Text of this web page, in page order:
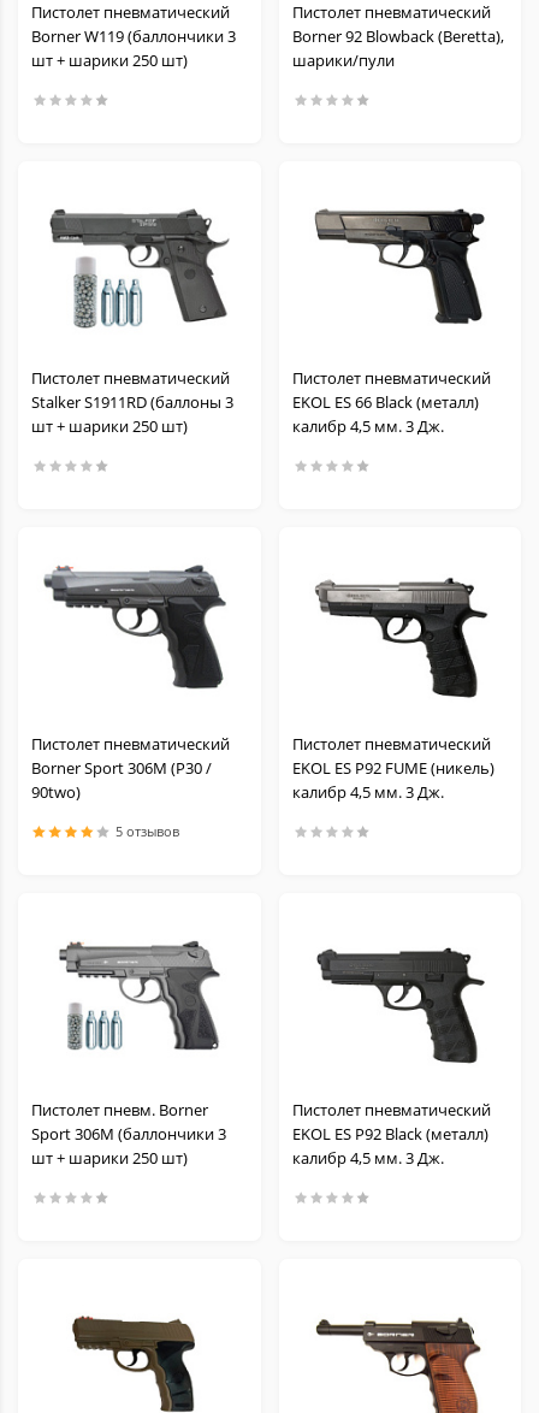
Пистолет пневматический
Borner W119 (баллончики 3
шт + шарики 250 шт)
Пистолет пневматический
Borner 92 Blowback (Beretta),
шарики/пули
Пистолет пневматический
Stalker S1911RD (баллоны 3
шт + шарики 250 шт)
Пистолет пневматический
EKOL ES 66 Black (металл)
калибр 4,5 мм. 3 Дж.
Пистолет пневматический
Borner Sport 306M (P30 /
90two)
5 отзывов
Пистолет пневматический
EKOL ES P92 FUME (никель)
калибр 4,5 мм. 3 Дж.
Пистолет пневм. Borner
Sport 306M (баллончики 3
шт + шарики 250 шт)
Пистолет пневматический
EKOL ES P92 Black (металл)
калибр 4,5 мм. 3 Дж.